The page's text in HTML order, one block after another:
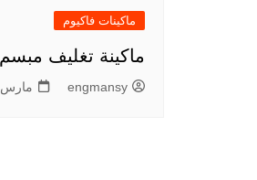
ماكينات فاكيوم
ماكينة تغليف مبسم
engmansy مارس 31, 2020